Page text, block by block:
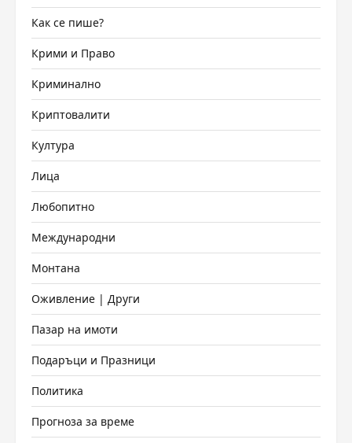
Как се пише?
Крими и Право
Криминално
Криптовалити
Култура
Лица
Любопитно
Международни
Монтана
Оживление | Други
Пазар на имоти
Подаръци и Празници
Политика
Прогноза за време